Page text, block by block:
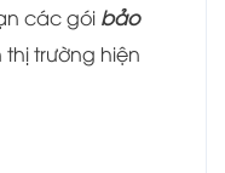
các gói bảo
trường hiện